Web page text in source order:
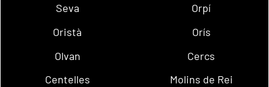
Seva
Orpí
Oristà
Orís
Olvan
Cercs
Centelles
Molins de Rei